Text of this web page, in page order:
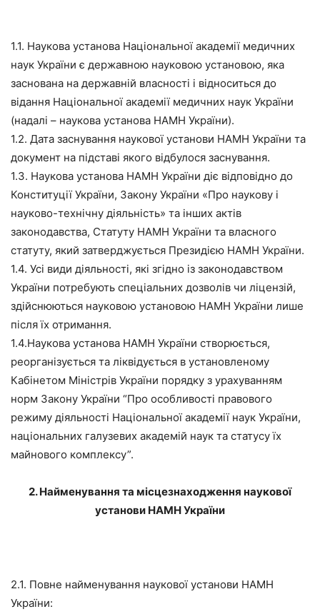
1.1. Наукова установа Національної академії медичних
наук України є державною науковою установою, яка
заснована на державній власності і відноситься до
відання Національної академії медичних наук України
(надалі – наукова установа НАМН України).
1.2. Дата заснування наукової установи НАМН України та
документ на підставі якого відбулося заснування.
1.3. Наукова установа НАМН України діє відповідно до
Конституції України, Закону України «Про наукову і
науково-технічну діяльність» та інших актів
законодавства, Статуту НАМН України та власного
статуту, який затверджується Президією НАМН України.
1.4. Усі види діяльності, які згідно із законодавством
України потребують спеціальних дозволів чи ліцензій,
здійснюються науковою установою НАМН України лише
після їх отримання.
1.4.Наукова установа НАМН України створюється,
реорганізується та ліквідується в установленому
Кабінетом Міністрів України порядку з урахуванням
норм Закону України “Про особливості правового
режиму діяльності Національної академії наук України,
національних галузевих академій наук та статусу їх
майнового комплексу”.
2. Найменування та місцезнаходження наукової
установи НАМН України
2.1. Повне найменування наукової установи НАМН
України: